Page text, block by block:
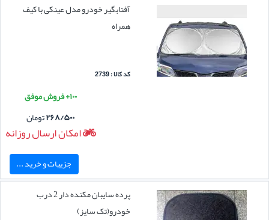
آفتابگیر خودرو مدل عینکی با کیف
همراه
کد کالا : 2739
۱۰۰+ فروش موفق
۲۶۸/۵۰۰تومان
امکان ارسال روزانه
جزییات و خرید ...
پرده سایبان مکنده دار 2 درب
خودرو(تک سایز)